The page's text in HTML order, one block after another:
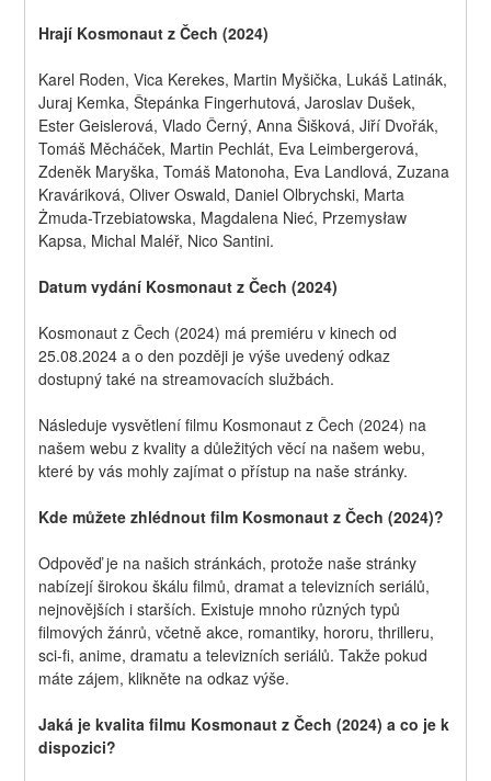
Hrají Kosmonaut z Čech (2024)
Karel Roden, Vica Kerekes, Martin Myšička, Lukáš Latinák,
Juraj Kemka, Štepánka Fingerhutová, Jaroslav Dušek,
Ester Geislerová, Vlado Černý, Anna Šišková, Jiří Dvořák,
Tomáš Měcháček, Martin Pechlát, Eva Leimbergerová,
Zdeněk Maryška, Tomáš Matonoha, Eva Landlová, Zuzana
Kraváriková, Oliver Oswald, Daniel Olbrychski, Marta
Żmuda-Trzebiatowska, Magdalena Nieć, Przemysław
Kapsa, Michal Maléř, Nico Santini.
Datum vydání Kosmonaut z Čech (2024)
Kosmonaut z Čech (2024) má premiéru v kinech od
25.08.2024 a o den později je výše uvedený odkaz
dostupný také na streamovacích službách.
Následuje vysvětlení filmu Kosmonaut z Čech (2024) na
našem webu z kvality a důležitých věcí na našem webu,
které by vás mohly zajímat o přístup na naše stránky.
Kde můžete zhlédnout film Kosmonaut z Čech (2024)?
Odpověď je na našich stránkách, protože naše stránky
nabízejí širokou škálu filmů, dramat a televizních seriálů,
nejnovějších i starších. Existuje mnoho různých typů
filmových žánrů, včetně akce, romantiky, hororu, thrilleru,
sci-fi, anime, dramatu a televizních seriálů. Takže pokud
máte zájem, klikněte na odkaz výše.
Jaká je kvalita filmu Kosmonaut z Čech (2024) a co je k
dispozici?